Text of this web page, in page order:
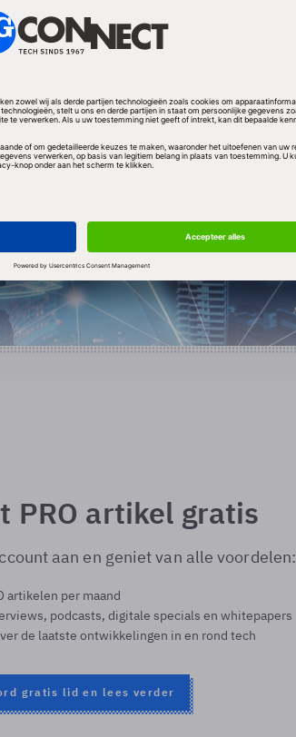
PRO artikel gratis
aan en geniet van alle voordelen:
artikelen per maand
podcasts, digitale specials en whitepapers
de laatste ontwikkelingen in en rond tech
gratis lid en lees verder